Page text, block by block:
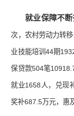
就业保障不断
次，农村劳动力转
业技能培训44期
保贷款504笔
就业1658人，兑现
奖补687.5万元，惠